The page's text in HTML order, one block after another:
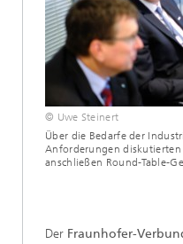
© Uwe Steinert
Über die Bedarfe der
Anforderungen diskutierten
anschließen Round-Table-
Der Fraunhofer-